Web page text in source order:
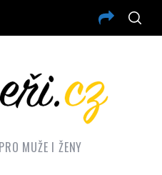
MUŽE I ŽENY